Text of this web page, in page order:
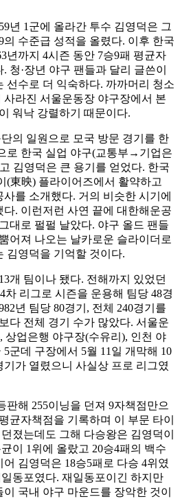
년 1군에 올라간 투수 김영덕은 그
의 수준급 성적을 올렸다. 이후 한국
년까지 4시즌 동안 7승9패 평균자
청·장년 야구 팬들과 달리 글쓴이
선수로 더 익숙하다. 까까머리 청소
사라진 서울운동장 야구장에서 본
워낙 강렬하기 때문이다.
의 일원으로 모국 방문 경기를 한
로 한국 실업 야구(교통부→기업은
김영덕은 큰 용기를 얻었다. 한국
(東映) 플라이어즈에서 활약하고
를 소개했다. 거의 비슷한 시기에
. 이런저런 사연 끝에 대한해운공
대로 펄펄 날았다. 야구 올드 팬들
어져 나오는 날카로운 슬라이더로
김영덕을 기억할 것이다.
개 팀이나 됐다. 전해까지 있었던
차 리그로 시즌을 운용해 팀당 48경
년 팀당 80경기, 전체 240경기를
다 전체 경기 수가 많았다. 서울운
상업은행 야구장(수유리), 인천 야
군데 구장에서 5월 11일 개막해 10
기가 열렸으니 사실상 프로 리그였
판해 255이닝을 던져 9자책점만으
균자책점을 기록하며 이 부문 타이
졌는데도 그해 다승왕은 김영덕이
이 1위에 올랐고 20승4패의 백수
김영덕은 18승5패로 다승 4위였
동포였다. 재일동포이긴 하지만
국내 야구 마운드를 장악한 것이